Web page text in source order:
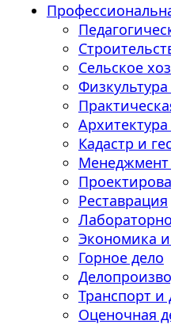
Сельское
Кадастр и
Менеджмент
Реставрация
Экономика
Горное дело
Транспорт и
Оценочная